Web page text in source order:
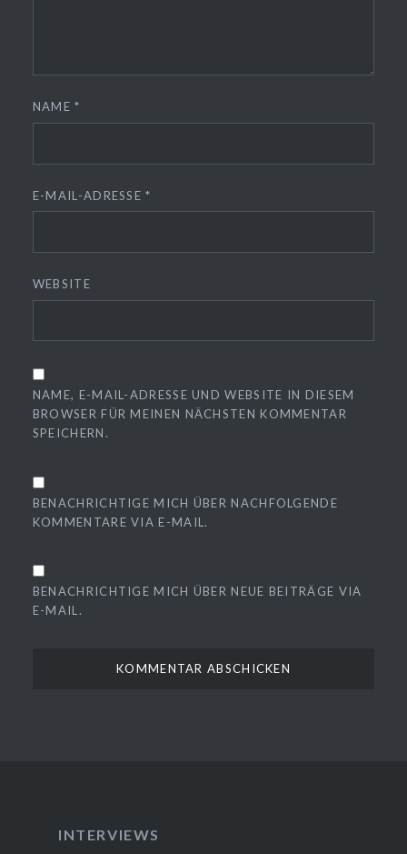
NAME*
E-MAIL-ADRESSE*
WEBSITE
NAME, E-MAIL-ADRESSE UND WEBSITE IN DIESEM
BROWSER FÜR MEINEN NÄCHSTEN KOMMENTAR
SPEICHERN.
BENACHRICHTIGE MICH ÜBER NACHFOLGENDE
KOMMENTARE VIA E-MAIL.
BENACHRICHTIGE MICH ÜBER NEUE BEITRÄGE VIA
E-MAIL.
INTERVIEWS